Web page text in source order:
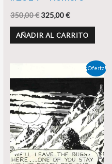
350,00€ 325,00€
AÑADIR AL CARRITO
¡Oferta!
precio
era:
495,00 €.
precio
es:
420,00 €.